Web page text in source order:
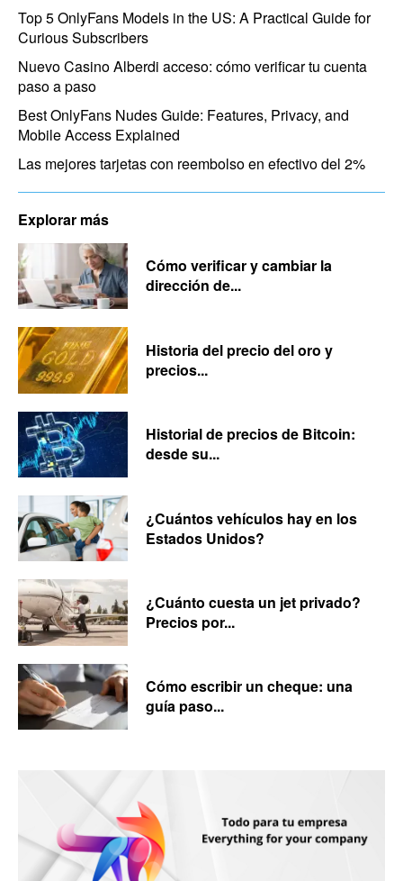
Top 5 OnlyFans Models in the US: A Practical Guide for
Curious Subscribers
Nuevo Casino Alberdi acceso: cómo verificar tu cuenta
paso a paso
Best OnlyFans Nudes Guide: Features, Privacy, and
Mobile Access Explained
Las mejores tarjetas con reembolso en efectivo del 2%
Explorar más
Cómo verificar y cambiar la
dirección de...
Historia del precio del oro y
precios...
Historial de precios de Bitcoin:
desde su...
¿Cuántos vehículos hay en los
Estados Unidos?
¿Cuánto cuesta un jet privado?
Precios por...
Cómo escribir un cheque: una
guía paso...